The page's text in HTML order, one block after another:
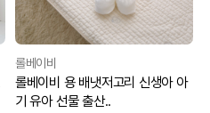
롤베이비
롤베이비 용 배냇저고리 신생아 아
기 유아 선물 출산..